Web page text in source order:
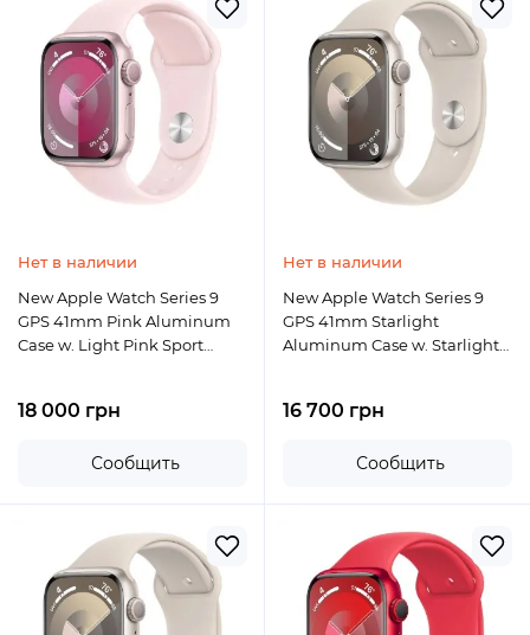
Нет в наличии
New Apple Watch Series 9
GPS 41mm Pink Aluminum
Case w. Light Pink Sport
18 000 грн
Сообщить
Нет в наличии
New Apple Watch Series 9
GPS 41mm Starlight
Aluminum Case w. Starlight
16 700 грн
Сообщить